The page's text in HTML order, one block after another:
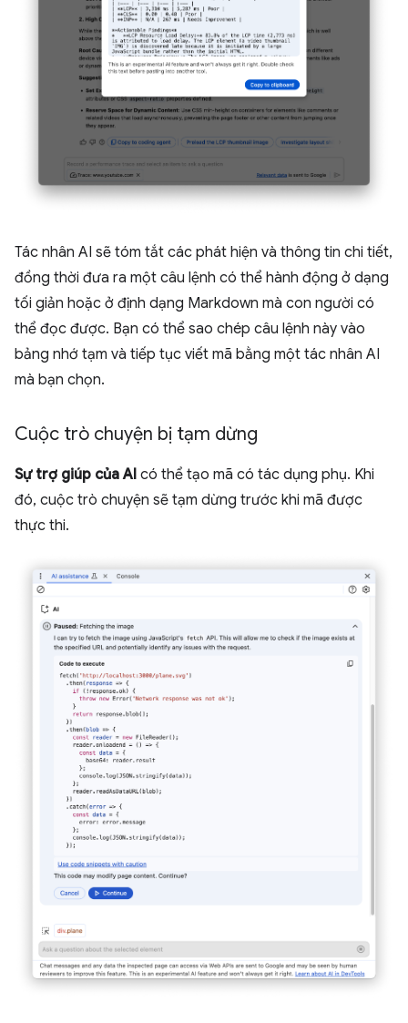
Tác nhân AI sẽ tóm tắt các phát hiện và thông tin chi tiết,
đồng thời đưa ra một câu lệnh có thể hành động ở dạng
tối giản hoặc ở định dạng Markdown mà con người có
thể đọc được. Bạn có thể sao chép câu lệnh này vào
bảng nhớ tạm và tiếp tục viết mã bằng một tác nhân AI
mà bạn chọn.
Cuộc trò chuyện bị tạm dừng
Sự trợ giúp của AI có thể tạo mã có tác dụng phụ. Khi
đó, cuộc trò chuyện sẽ tạm dừng trước khi mã được
thực thi.